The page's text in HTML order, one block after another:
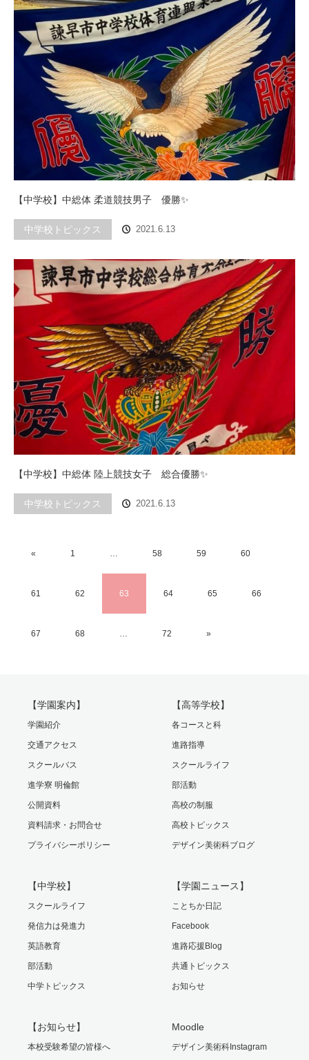
【中学校】中総体 柔道競技男子 優勝✨
中学校トピックス 2021.6.13
【中学校】中総体 陸上競技女子 総合優勝✨
中学校トピックス 2021.6.13
« 1 … 58 59 60
61 62 63 64 65 66
67 68 … 72 »
【学園案内】
学園紹介
交通アクセス
スクールバス
進学寮 明倫館
公開資料
資料請求・お問合せ
プライバシーポリシー
【高等学校】
各コースと科
進路指導
スクールライフ
部活動
高校の制服
高校トピックス
デザイン美術科ブログ
【中学校】
スクールライフ
発信力は発進力
英語教育
部活動
中学トピックス
【学園ニュース】
ことちか日記
Facebook
進路応援Blog
共通トピックス
お知らせ
【お知らせ】
本校受験希望の皆様へ
Moodle
デザイン美術科Instagram